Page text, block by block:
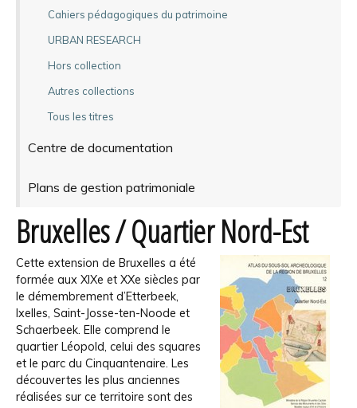
Cahiers pédagogiques du patrimoine
URBAN RESEARCH
Hors collection
Autres collections
Tous les titres
Centre de documentation
Plans de gestion patrimoniale
Bruxelles / Quartier Nord-Est
Cette extension de Bruxelles a été
formée aux XIXe et XXe siècles par
le démembrement d’Etterbeek,
Ixelles, Saint-Josse-ten-Noode et
Schaerbeek. Elle comprend le
quartier Léopold, celui des squares
et le parc du Cinquantenaire. Les
découvertes les plus anciennes
réalisées sur ce territoire sont des